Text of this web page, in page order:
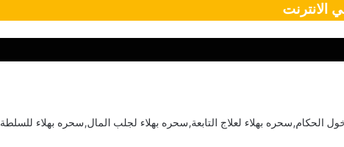
الانترنت
الحكام,سحره بهلاء لعلاج التابعة,سحره بهلاء لجلب المال,سحره بهلاء للسلطة